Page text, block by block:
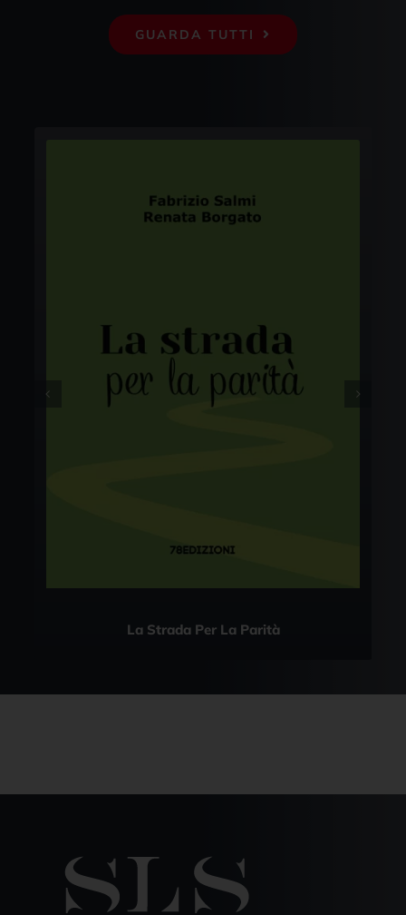
GUARDA TUTTI
La Strada Per La Parità